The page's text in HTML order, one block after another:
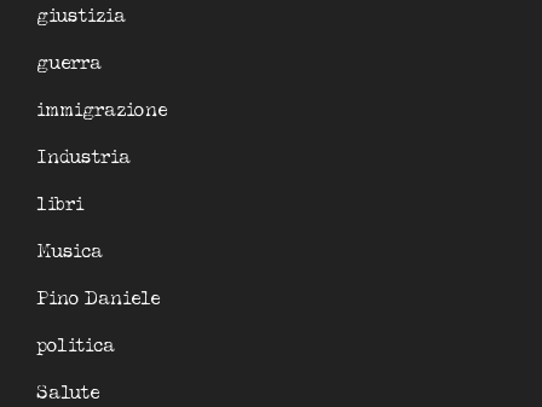
giustizia
guerra
immigrazione
Industria
libri
Musica
Pino Daniele
politica
Salute